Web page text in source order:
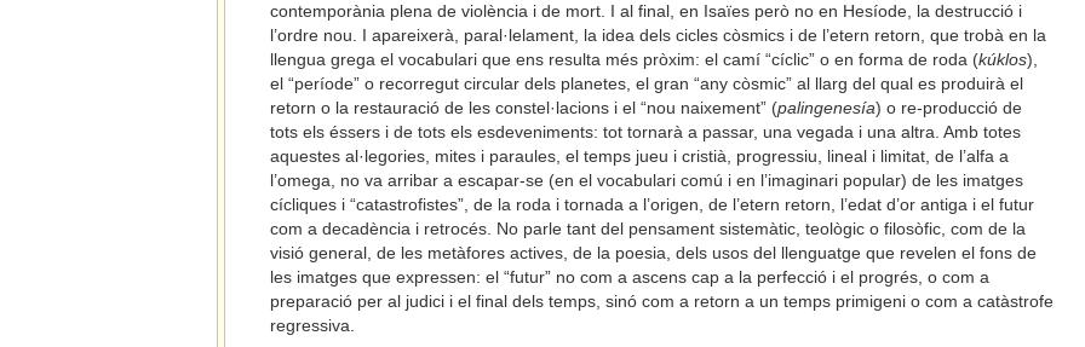
contemporània plena de violència i de mort. I al final, en Isaïes però no en Hesíode, la destrucció i
l’ordre nou. I apareixerà, paral·lelament, la idea dels cicles còsmics i de l’etern retorn, que trobà en la
llengua grega el vocabulari que ens resulta més pròxim: el camí “cíclic” o en forma de roda (kúklos),
el “període” o recorregut circular dels planetes, el gran “any còsmic” al llarg del qual es produirà el
retorn o la restauració de les constel·lacions i el “nou naixement” (palingenesía) o re-producció de
tots els éssers i de tots els esdeveniments: tot tornarà a passar, una vegada i una altra. Amb totes
aquestes al·legories, mites i paraules, el temps jueu i cristià, progressiu, lineal i limitat, de l’alfa a
l’omega, no va arribar a escapar-se (en el vocabulari comú i en l’imaginari popular) de les imatges
cícliques i “catastrofistes”, de la roda i tornada a l’origen, de l’etern retorn, l’edat d’or antiga i el futur
com a decadència i retrocés. No parle tant del pensament sistemàtic, teològic o filosòfic, com de la
visió general, de les metàfores actives, de la poesia, dels usos del llenguatge que revelen el fons de
les imatges que expressen: el “futur” no com a ascens cap a la perfecció i el progrés, o com a
preparació per al judici i el final dels temps, sinó com a retorn a un temps primigeni o com a catàstrofe
regressiva.